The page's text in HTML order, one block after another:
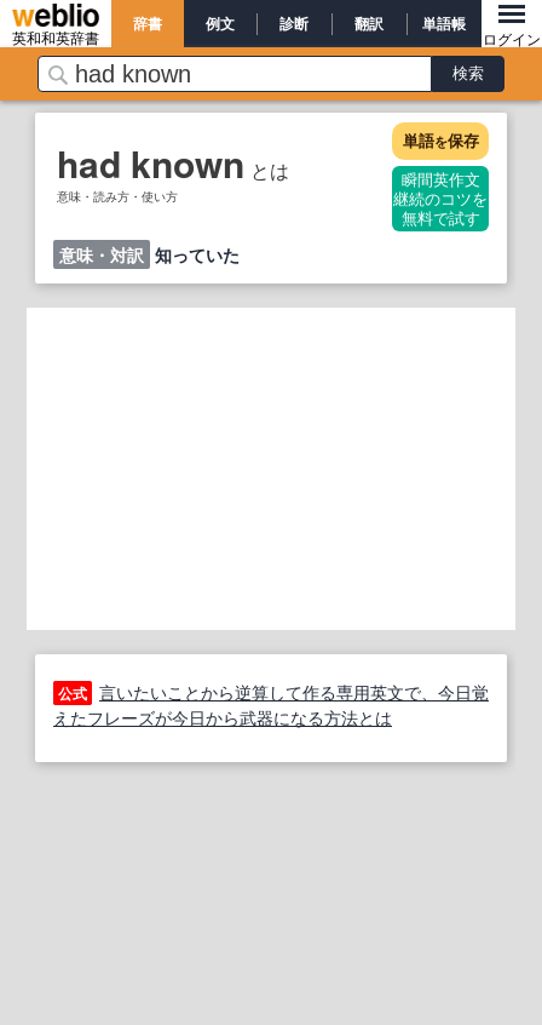
英和和英辞書
辞書 例文 診断 翻訳 単語帳
ログイン
had known とは
意味・読み方・使い方
単語を保存
瞬間英作文
継続のコツを
無料で試す
意味・対訳 知っていた
公式 言いたいことから逆算して作る専用英文で、今日覚
えたフレーズが今日から武器になる方法とは